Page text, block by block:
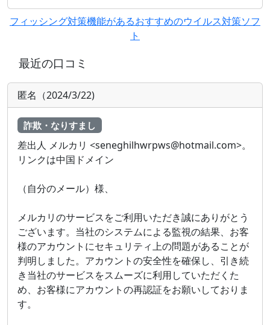
フィッシング対策機能があるおすすめのウイルス対策ソフ
ト
最近の口コミ
匿名（2024/3/22)
詐欺・なりすまし
差出人 メルカリ <seneghilhwrpws@hotmail.com>。
リンクは中国ドメイン
（自分のメール）様、
メルカリのサービスをご利用いただき誠にありがとう
ございます。当社のシステムによる監視の結果、お客
様のアカウントにセキュリティ上の問題があることが
判明しました。アカウントの安全性を確保し、引き続
き当社のサービスをスムーズに利用していただくた
め、お客様にアカウントの再認証をお願いしておりま
す。